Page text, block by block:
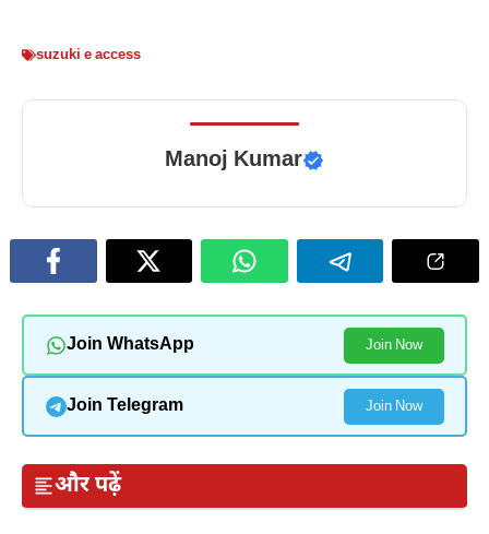
suzuki e access
Manoj Kumar
Join WhatsApp Join Now
Join Telegram Join Now
और पढ़ें